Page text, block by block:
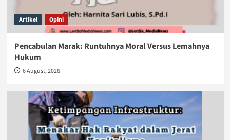
Artikel Opini
Pencabulan Marak: Runtuhnya Moral Versus Lemahnya
Hukum
6 August, 2026